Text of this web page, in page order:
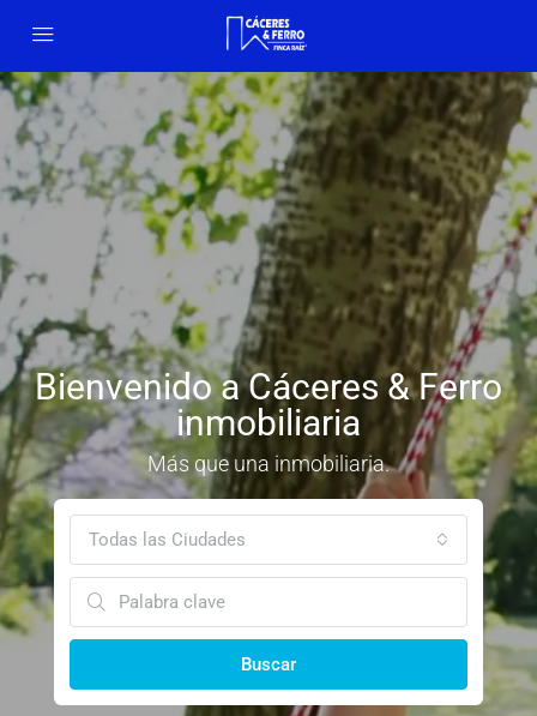
Bienvenido a Cáceres & Ferro
inmobiliaria
Más que una inmobiliaria.
Todas las Ciudades
Buscar